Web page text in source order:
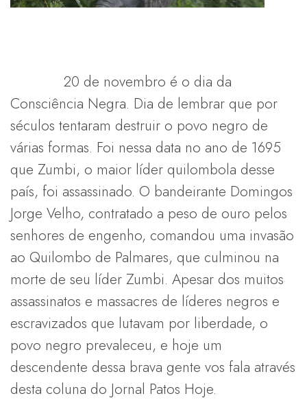
20 de novembro é o dia da
Consciência Negra. Dia de lembrar que por
séculos tentaram destruir o povo negro de
várias formas. Foi nessa data no ano de 1695
que Zumbi, o maior líder quilombola desse
país, foi assassinado. O bandeirante Domingos
Jorge Velho, contratado a peso de ouro pelos
senhores de engenho, comandou uma invasão
ao Quilombo de Palmares, que culminou na
morte de seu líder Zumbi. Apesar dos muitos
assassinatos e massacres de líderes negros e
escravizados que lutavam por liberdade, o
povo negro prevaleceu, e hoje um
descendente dessa brava gente vos fala através
desta coluna do Jornal Patos Hoje.